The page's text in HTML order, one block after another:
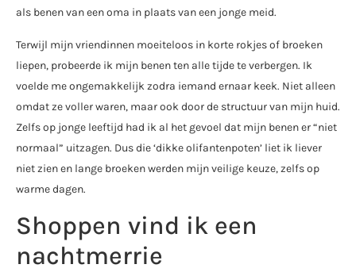
als benen van een oma in plaats van een jonge meid.
Terwijl mijn vriendinnen moeiteloos in korte rokjes of broeken
liepen, probeerde ik mijn benen ten alle tijde te verbergen. Ik
voelde me ongemakkelijk zodra iemand ernaar keek. Niet alleen
omdat ze voller waren, maar ook door de structuur van mijn huid.
Zelfs op jonge leeftijd had ik al het gevoel dat mijn benen er “niet
normaal” uitzagen. Dus die ‘dikke olifantenpoten’ liet ik liever
niet zien en lange broeken werden mijn veilige keuze, zelfs op
warme dagen.
Shoppen vind ik een
nachtmerrie